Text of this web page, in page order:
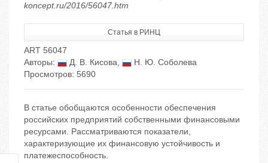
koncept.ru/2016/56047.htm
Статья в РИНЦ
ART 56047
Авторы:
Д. В. Кисова,
Н. Ю. Соболева
Просмотров: 5690
В статье обобщаются особенности обеспечения
российских предприятий собственными финансовыми
ресурсами. Рассматриваются показатели,
характеризующие их финансовую устойчивость и
платежеспособность.